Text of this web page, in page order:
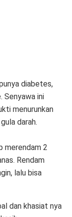
diabetes,
Senyawa ini
menurunkan
darah.
merendam 2
Rendam
lalu bisa
dan khasiat nya